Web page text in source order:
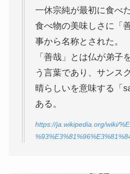
一休宗純が最初に食べ
食べ物の美味しさに「
事から名称とされた。
「善哉」とは仏が弟子
う言葉であり、サンス
晴らしいを意味する「
ある。
https://ja.wikipedia.org/wiki/